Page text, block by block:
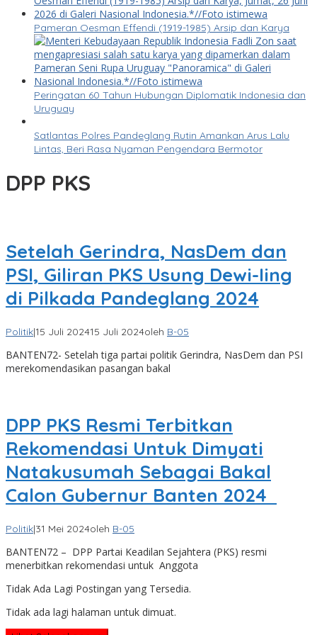
Pameran Oesman Effendi (1919-1985) Arsip dan Karya
Peringatan 60 Tahun Hubungan Diplomatik Indonesia dan
Uruguay
Satlantas Polres Pandeglang Rutin Amankan Arus Lalu
Lintas, Beri Rasa Nyaman Pengendara Bermotor
DPP PKS
Setelah Gerindra, NasDem dan
PSI, Giliran PKS Usung Dewi-Iing
di Pilkada Pandeglang 2024
Politik|15 Juli 202415 Juli 2024oleh B-05
BANTEN72- Setelah tiga partai politik Gerindra, NasDem dan PSI
merekomendasikan pasangan bakal
DPP PKS Resmi Terbitkan
Rekomendasi Untuk Dimyati
Natakusumah Sebagai Bakal
Calon Gubernur Banten 2024
Politik|31 Mei 2024oleh B-05
BANTEN72 – DPP Partai Keadilan Sejahtera (PKS) resmi
menerbitkan rekomendasi untuk Anggota
Tidak Ada Lagi Postingan yang Tersedia.
Tidak ada lagi halaman untuk dimuat.